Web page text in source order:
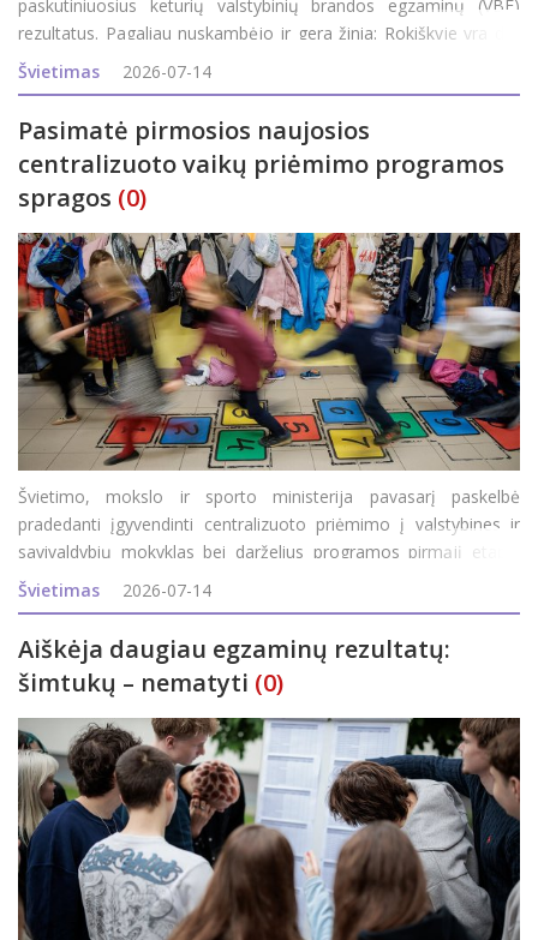
paskutiniuosius keturių valstybinių brandos egzaminų (VBE)
rezultatus. Pagaliau nuskambėjo ir gera žinia: Rokiškyje yra dar
trys šimtukai. Rokiškio rajono savivaldybės administracijos
Švietimo ir
Švietimas 2026-07-14
Pasimatė pirmosios naujosios
centralizuoto vaikų priėmimo programos
spragos (0)
Švietimo, mokslo ir sporto ministerija pavasarį paskelbė
pradedanti įgyvendinti centralizuoto priėmimo į valstybines ir
savivaldybių mokyklas bei darželius programos pirmąjį etapą.
Jame dalyvauja 24-ios šalies savivaldybės (jų sąraše – ir
Rokiškis), kurių gyventojai
Švietimas 2026-07-14
Aiškėja daugiau egzaminų rezultatų:
šimtukų – nematyti (0)